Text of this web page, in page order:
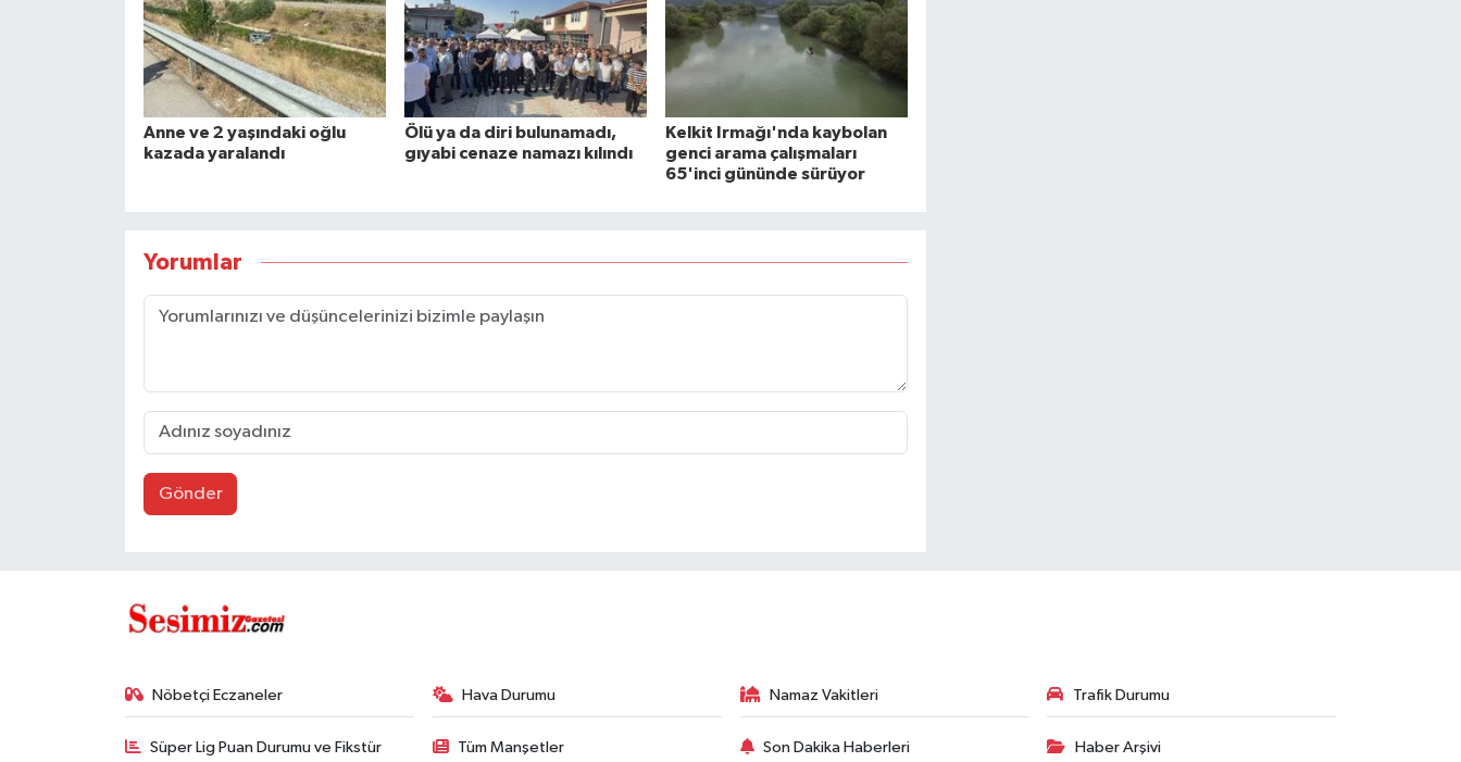
Anne ve 2 yaşındaki oğlu
kazada yaralandı
Ölü ya da diri bulunamadı,
gıyabi cenaze namazı kılındı
Kelkit Irmağı'nda kaybolan
genci arama çalışmaları
65'inci gününde sürüyor
Yorumlar
Gönder
Nöbetçi Eczaneler Hava Durumu Namaz Vakitleri Trafik Durumu
Süper Lig Puan Durumu ve Fikstür Tüm Manşetler Son Dakika Haberleri Haber Arşivi